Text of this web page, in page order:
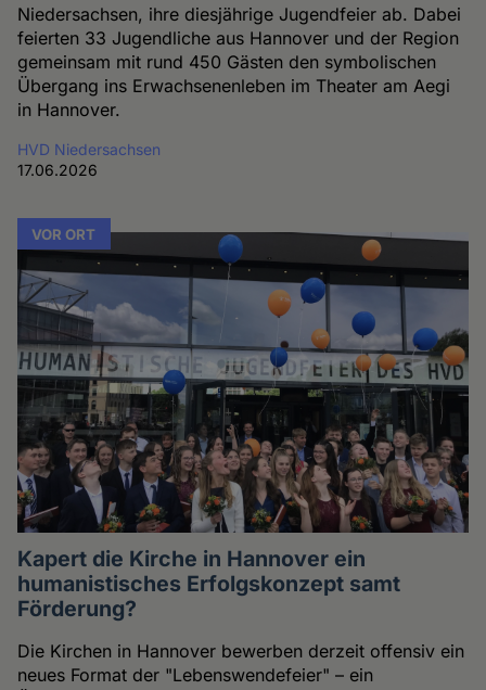
Niedersachsen, ihre diesjährige Jugendfeier ab. Dabei
feierten 33 Jugendliche aus Hannover und der Region
gemeinsam mit rund 450 Gästen den symbolischen
Übergang ins Erwachsenenleben im Theater am Aegi
in Hannover.
HVD Niedersachsen
17.06.2026
VOR ORT
Kapert die Kirche in Hannover ein
humanistisches Erfolgskonzept samt
Förderung?
Die Kirchen in Hannover bewerben derzeit offensiv ein
neues Format der "Lebenswendefeier" – ein